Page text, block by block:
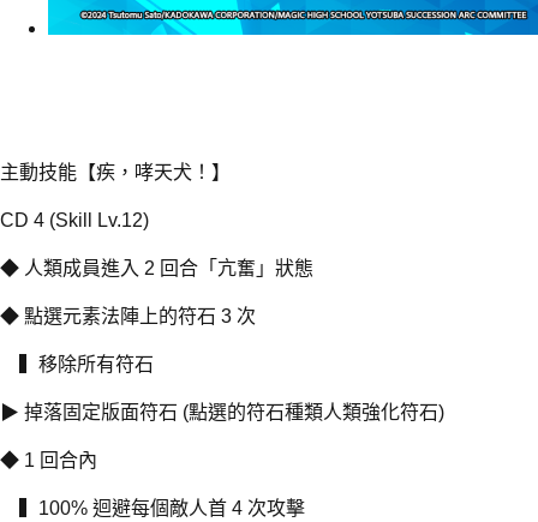
主動技能【疾，哮天犬！】
CD 4 (Skill Lv.12)
◆ 人類成員進入 2 回合「亢奮」狀態
◆ 點選元素法陣上的符石 3 次
▍移除所有符石
▶ 掉落固定版面符石 (點選的符石種類人類強化符石)
◆ 1 回合內
▍100% 迴避每個敵人首 4 次攻擊